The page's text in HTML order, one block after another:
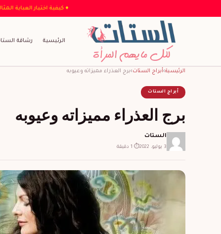
♦ كيفية
الرئيسية رشاقة
الرئيسية›أبراج الستات›برج العذراء مميزاته وعيوبه
أبراج الستات
برج العذراء مميزاته وعيوبه
الستات
3 يوليو، 2022 ⏱ 1 دقيقة